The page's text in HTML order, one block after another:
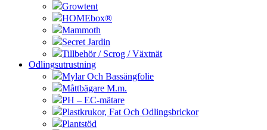
Growtent
HOMEbox®
Mammoth
Secret Jardin
Tillbehör / Scrog / Växtnät
Odlingsutrustning
Mylar Och Bassängfolie
Måttbägare M.m.
PH – EC-mätare
Plastkrukor, Fat Och Odlingsbrickor
Plantstöd